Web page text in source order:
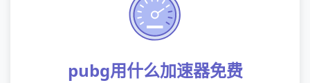
pubg用什么加速器免费